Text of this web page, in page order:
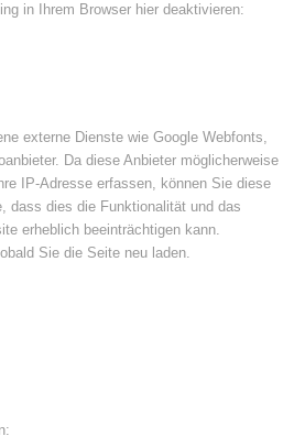
in Ihrem Browser hier deaktivieren:
externe Dienste wie Google Webfonts,
Da diese Anbieter möglicherweise
IP-Adresse erfassen, können Sie diese
dass dies die Funktionalität und das
erheblich beeinträchtigen kann.
Sie die Seite neu laden.